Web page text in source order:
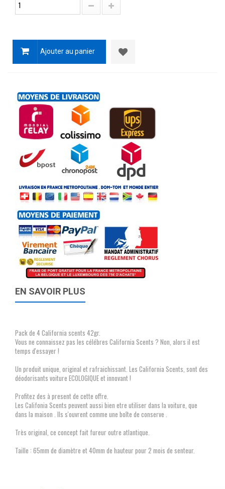
Ajouter au panier
EN SAVOIR PLUS
Pack de 4 California scents 42gr.
Vous ne connaissez pas les célébres California Scents ? Non, alors il est
temps d'essayer !
Un produit unique, original et rafraichissant. Les California Scents, sont des
déodorisants voiture ECOLOGIQUE et innovant !
Profitez des à present de cette offre.
Les Califonia Scents peuvent aussi bien etre utiliser dans la voiture, que
dans la maison . Ils s'ouvrent comme une boîte de conserve .
Très original, ce concept fait fureur outre atlantique.
Taille : 65mm de diamètre et 40mm de hauteur pour 2 mois de senteur.